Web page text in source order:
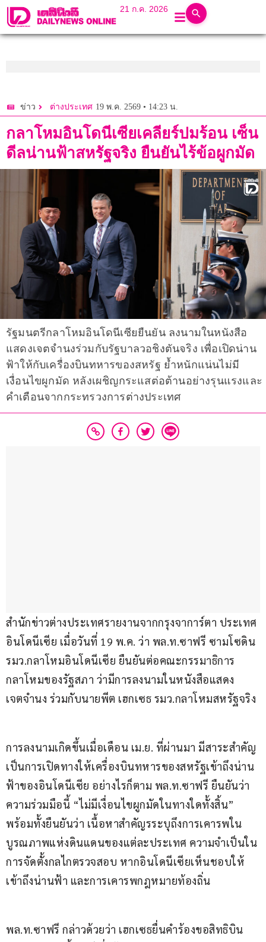
21 ก.ค. 2026
ข่าว ต่างประเทศ 19 พ.ค. 2569 • 14:23 น.
กลาโหมอินโดนีเซียเคลียร์ปมร้อน เซ็น
ดีลน่านฟ้าสหรัฐจริง ยืนยันไร้ข้อผูกมัด
รัฐมนตรีกลาโหมอินโดนีเซียยืนยัน ลงนามในหนังสือ
แสดงเจตจำนงร่วมกับรัฐบาลวอชิงตันจริง เพื่อเปิดน่าน
ฟ้าให้กับเครื่องบินทหารของสหรัฐ ย้ำหนักแน่นไม่มี
เงื่อนไขผูกมัด หลังเผชิญกระแสต่อต้านอย่างรุนแรงและ
คำเตือนจากกระทรวงการต่างประเทศ
สำนักข่าวต่างประเทศรายงานจากกรุงจาการ์ตา ประเทศ
อินโดนีเซีย เมื่อวันที่ 19 พ.ค. ว่า พล.ท.ซาฟรี ซามโซดิน
รมว.กลาโหมอินโดนีเซีย ยืนยันต่อคณะกรรมาธิการ
กลาโหมของรัฐสภา ว่ามีการลงนามในหนังสือแสดง
เจตจำนง ร่วมกับนายพีต เฮกเซธ รมว.กลาโหมสหรัฐจริง
การลงนามเกิดขึ้นเมื่อเดือน เม.ย. ที่ผ่านมา มีสาระสำคัญ
เป็นการเปิดทางให้เครื่องบินทหารของสหรัฐเข้าถึงน่าน
ฟ้าของอินโดนีเซีย อย่างไรก็ตาม พล.ท.ซาฟรี ยืนยันว่า
ความร่วมมือนี้ “ไม่มีเงื่อนไขผูกมัดในทางใดทั้งสิ้น”
พร้อมทั้งยืนยันว่า เนื้อหาสำคัญรระบุถึงการเคารพใน
บูรณภาพแห่งดินแดนของแต่ละประเทศ ความจำเป็นใน
การจัดตั้งกลไกตรวจสอบ หากอินโดนีเซียเห็นชอบให้
เข้าถึงน่านฟ้า และการเคารพกฎหมายท้องถิ่น
พล.ท.ซาฟรี กล่าวด้วยว่า เฮกเซธยื่นคำร้องขอสิทธิบิน